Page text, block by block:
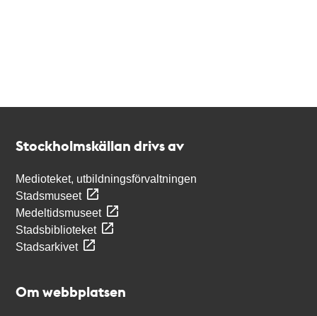
Stockholmskällan drivs av
Medioteket, utbildningsförvaltningen
Stadsmuseet
Medeltidsmuseet
Stadsbiblioteket
Stadsarkivet
Om webbplatsen